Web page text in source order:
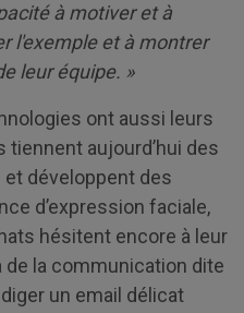
à motiver et à
l'exemple et à montrer
leur équipe. »
ont aussi leurs
tiennent aujourd’hui des
développent des
d’expression faciale,
hésitent encore à leur
la communication dite
un email délicat